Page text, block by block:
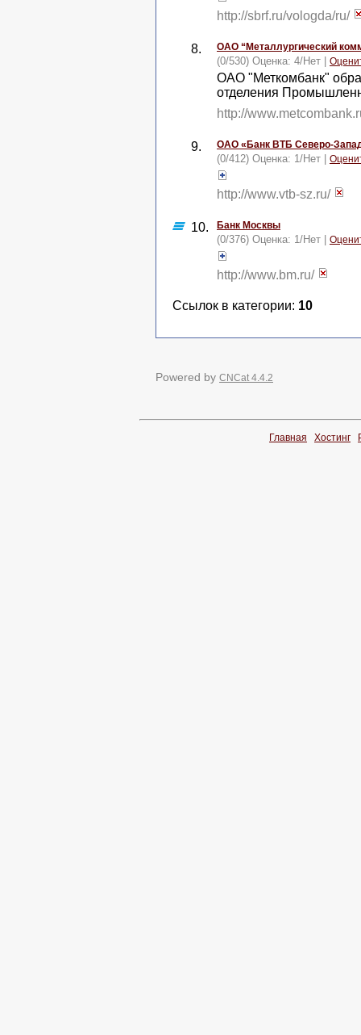
http://sbrf.ru/vologda/ru/
8. ОАО “Металлургический
(0/530) Оценка: 4/Нет
ОАО "Меткомбанк"
отделения
http://
9. ОАО «Банк ВТБ Северо-
(0/412) Оценка: 1/Нет
http://www.vtb-sz.ru/
10. Банк Москвы
(0/376) Оценка: 1/Нет
http://www.bm.ru/
Ссылок в категории: 10
Powered by CNCat 4.4.2
Главная Хостинг